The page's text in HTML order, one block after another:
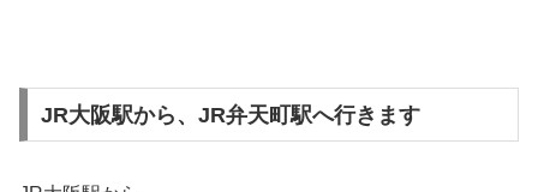
JR大阪駅から、JR弁天町駅へ行きます